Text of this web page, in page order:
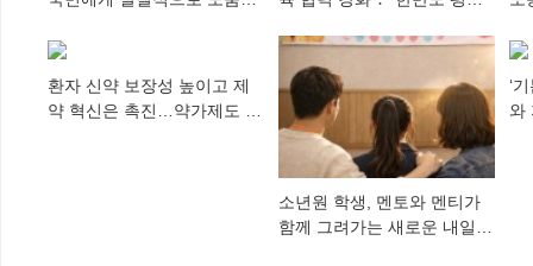
다”
환자 신약 보장성 높이고 제
약 혁신은 촉진…약가제도 개
소년원 학생, 멘토와 멘티가
함께 그려가는 새로운 내일
‘
와